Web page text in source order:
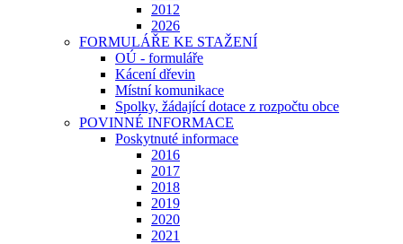
2012
2026
FORMULÁŘE KE STAŽENÍ
OÚ - formuláře
Kácení dřevin
Místní komunikace
Spolky, žádající dotace z rozpočtu obce
POVINNÉ INFORMACE
Poskytnuté informace
2016
2017
2018
2019
2020
2021